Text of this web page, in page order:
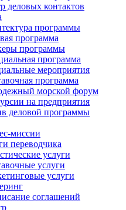
деловых контактов
программы
программа
программы
программа
мероприятия
программа
морской форум
на предприятия
деловой программы
миссии
переводчика
услуги
услуги
услуги
соглашений